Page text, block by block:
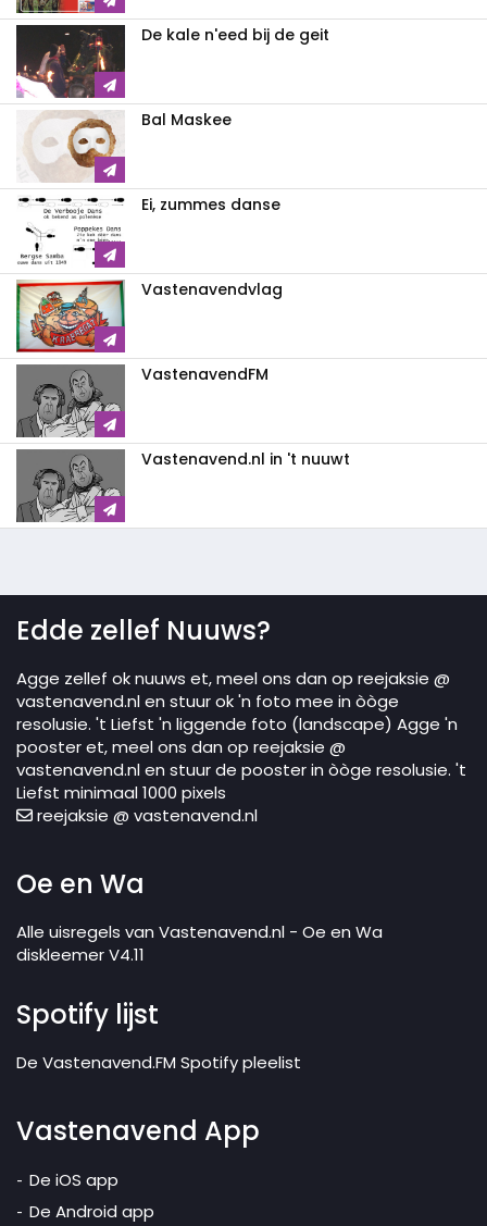
De kale n'eed bij de geit
Bal Maskee
Ei, zummes danse
Vastenavendvlag
VastenavendFM
Vastenavend.nl in 't nuuwt
Edde zellef Nuuws?
Agge zellef ok nuuws et, meel ons dan op reejaksie @
vastenavend.nl en stuur ok 'n foto mee in òòge
resolusie. 't Liefst 'n liggende foto (landscape) Agge 'n
pooster et, meel ons dan op reejaksie @
vastenavend.nl en stuur de pooster in òòge resolusie. 't
Liefst minimaal 1000 pixels
reejaksie @ vastenavend.nl
Oe en Wa
Alle uisregels van Vastenavend.nl - Oe en Wa
diskleemer V4.11
Spotify lijst
De Vastenavend.FM Spotify pleelist
Vastenavend App
De iOS app
De Android app